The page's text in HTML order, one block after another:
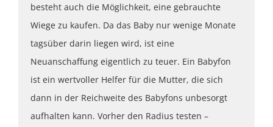
besteht auch die Möglichkeit, eine gebrauchte
Wiege zu kaufen. Da das Baby nur wenige Monate
tagsüber darin liegen wird, ist eine
Neuanschaffung eigentlich zu teuer. Ein Babyfon
ist ein wertvoller Helfer für die Mutter, die sich
dann in der Reichweite des Babyfons unbesorgt
aufhalten kann. Vorher den Radius testen –